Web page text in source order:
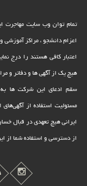
تمام توان وب سایت مهاجرت
اعزام دانشجو ، مراکز
اعتبار کافی هستند را درج
هیچ یک از آگهی ها و دفاتر و
سقم ادعای این شرکت ها به
مسئولیت استفاده از
ایرانی هیچ تعهدى در قبال
از دسترسى و استفاده شما از